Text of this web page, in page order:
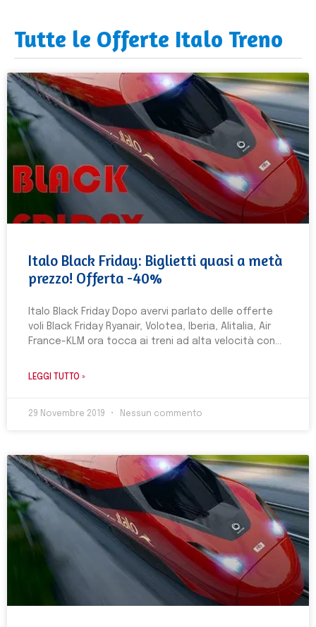
Tutte le Offerte Italo Treno
Italo Black Friday: Biglietti quasi a metà
prezzo! Offerta -40%
Italo Black Friday Dopo avervi parlato delle offerte
voli Black Friday Ryanair, Volotea, Iberia, Alitalia, Air
France-KLM ora tocca ai treni ad alta velocità con
LEGGI TUTTO »
29 Novembre 2019 Nessun commento